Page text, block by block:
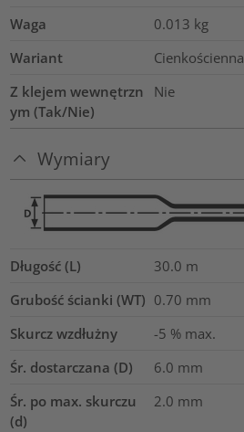
Waga
0.013 kg
Wariant
Cienkościenna
Z klejem wewnętrzn
ym (Tak/Nie)
Nie
Wymiary
Długość (L) 30.0 m
Grubość ścianki (WT) 0.70 mm
Skurcz wzdłużny
-5 % max.
Śr. dostarczana (D)
6.0 mm
Śr. po max. skurczu
(d)
2.0 mm